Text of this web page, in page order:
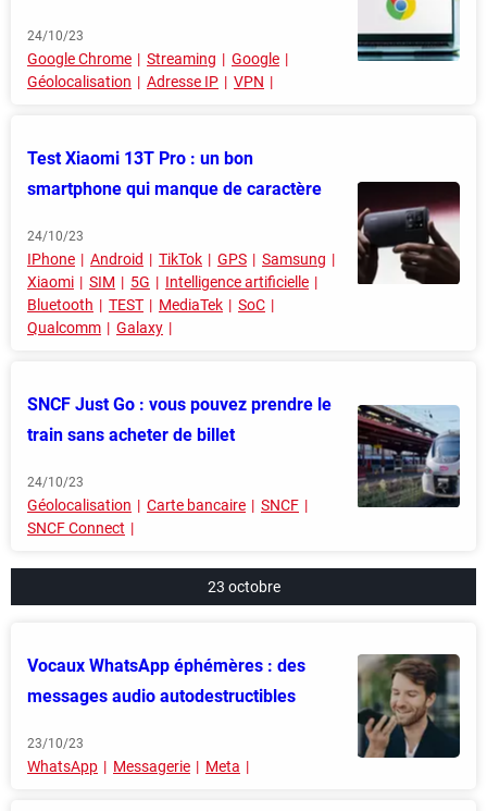
24/10/23
Google Chrome Streaming
Google
Géolocalisation
Adresse IP VPN
Test Xiaomi 13T Pro : un bon
smartphone qui manque de caractère
24/10/23
IPhone Android TikTok GPS
Samsung
Xiaomi
SIM 5G
Intelligence artificielle
Bluetooth
TEST MediaTek
SoC
Qualcomm
Galaxy
SNCF Just Go : vous pouvez prendre le
train sans acheter de billet
24/10/23
Géolocalisation Carte bancaire
SNCF
SNCF Connect
23 octobre
Vocaux WhatsApp éphémères : des
messages audio autodestructibles
23/10/23
WhatsApp Messagerie Meta